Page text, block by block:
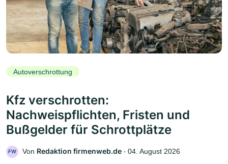
Autoverschrottung
Kfz verschrotten:
Nachweispflichten, Fristen und
Bußgelder für Schrottplätze
FW Von Redaktion firmenweb.de ‧ 04. August 2026